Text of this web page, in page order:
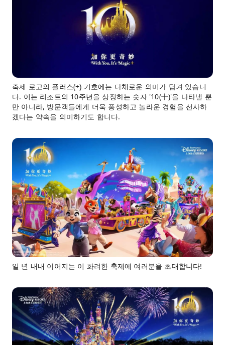
축제 로고의 플러스(+) 기호에는 다채로운 의미가 담겨 있습니
다. 이는 리조트의 10주년을 상징하는 숫자 '10(十)'을 나타낼 뿐
만 아니라, 방문객들에게 더욱 풍성하고 놀라운 경험을 선사하
겠다는 약속을 의미하기도 합니다.
일 년 내내 이어지는 이 화려한 축제에 여러분을 초대합니다!